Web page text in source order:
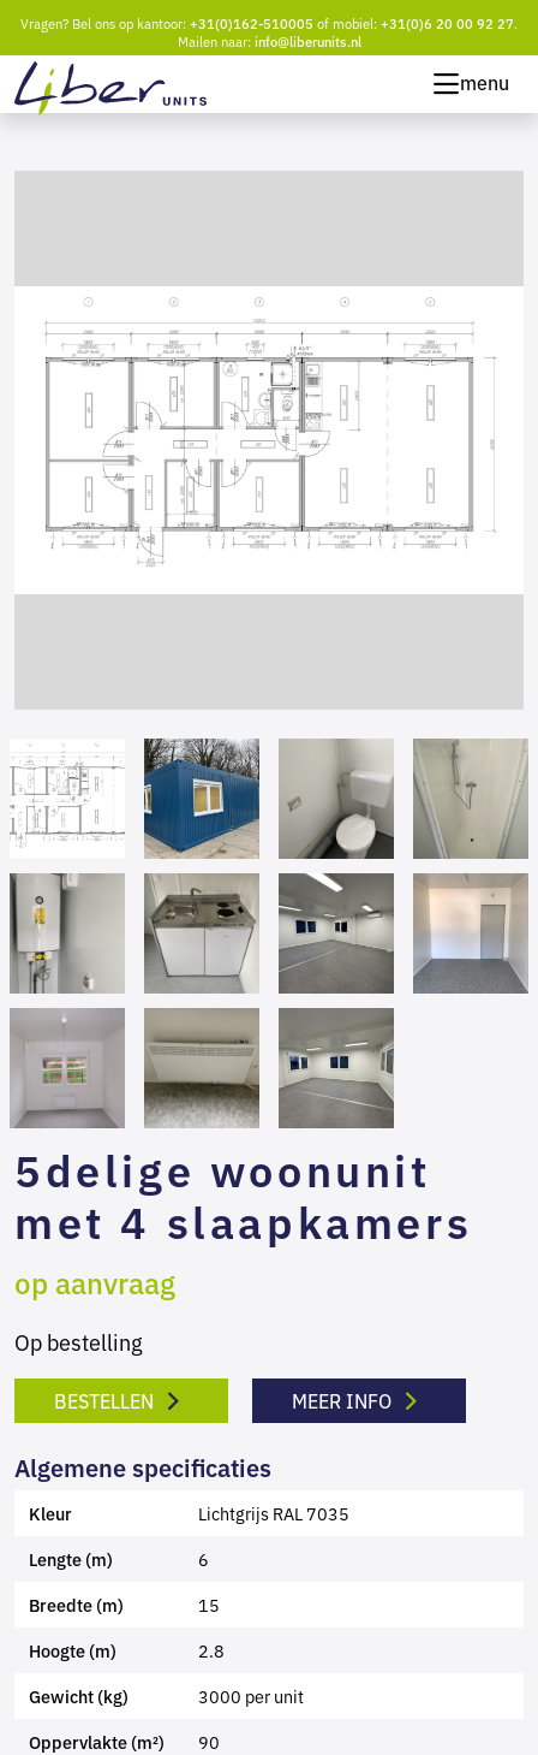
Vragen? Bel ons op kantoor:+31(0)162-510005 of mobiel:+31(0)6 20 00 92 27.
Mailen naar:info@liberunits.nl
menu
5delige woonunit
met 4 slaapkamers
op aanvraag
Op bestelling
BESTELLEN MEER INFO
Algemene specificaties
Kleur Lichtgrijs RAL 7035
Lengte (m) 6
Breedte (m) 15
Hoogte (m) 2.8
Gewicht (kg) 3000 per unit
Oppervlakte (m²) 90